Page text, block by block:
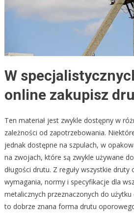
W
online zakupisz
Ten materiał jest zwykle dostępny w
zależności od zapotrzebowania.
jednak dostępne na szpulach, w
na zwojach, które są zwykle używane
długości drutu. Z reguły wszystkie druty
wymagania, normy i specyfikacje dla
metalicznych przeznaczonych do
to dobrze znana forma drutu